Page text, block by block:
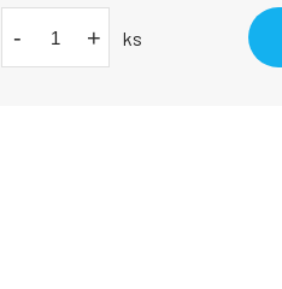
- + ks